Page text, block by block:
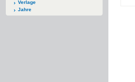
Verlage
Jahre